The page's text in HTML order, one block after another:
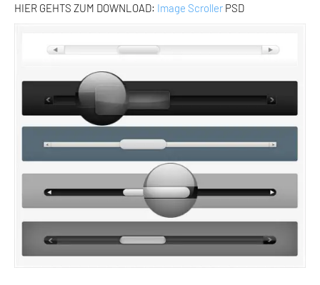
HIER GEHTS ZUM DOWNLOAD: Image Scroller PSD